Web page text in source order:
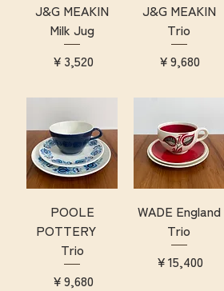
J&G MEAKIN
Milk Jug
価格
￥3,520
J&G MEAKIN
Trio
価格
￥9,680
POOLE
POTTERY
Trio
価格
￥9,680
WADE England
Trio
価格
￥15,400